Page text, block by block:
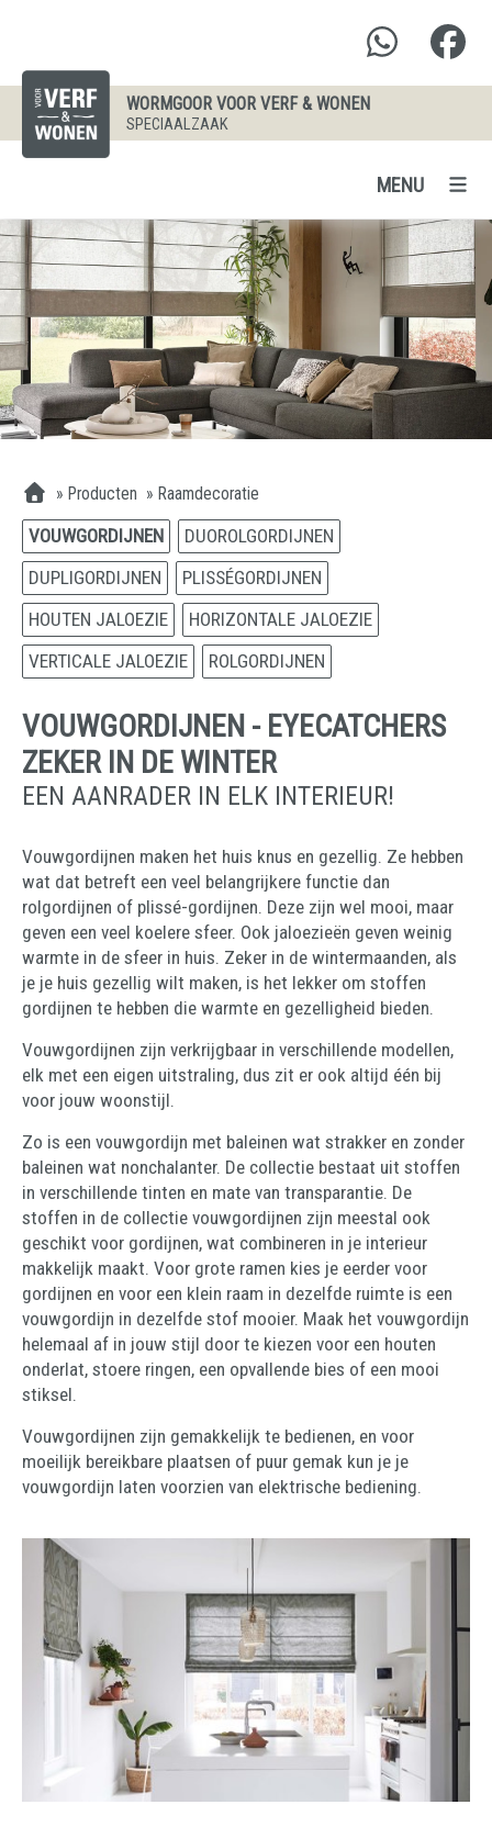
WORMGOOR VOOR VERF & WONEN
SPECIAALZAAK
MENU
» Producten » Raamdecoratie
VOUWGORDIJNEN
DUOROLGORDIJNEN
DUPLIGORDIJNEN
PLISSÉGORDIJNEN
HOUTEN JALOEZIE
HORIZONTALE JALOEZIE
VERTICALE JALOEZIE
ROLGORDIJNEN
VOUWGORDIJNEN - EYECATCHERS
ZEKER IN DE WINTER
EEN AANRADER IN ELK INTERIEUR!
Vouwgordijnen maken het huis knus en gezellig. Ze hebben
wat dat betreft een veel belangrijkere functie dan
rolgordijnen of plissé-gordijnen. Deze zijn wel mooi, maar
geven een veel koelere sfeer. Ook jaloezieën geven weinig
warmte in de sfeer in huis. Zeker in de wintermaanden, als
je je huis gezellig wilt maken, is het lekker om stoffen
gordijnen te hebben die warmte en gezelligheid bieden.
Vouwgordijnen zijn verkrijgbaar in verschillende modellen,
elk met een eigen uitstraling, dus zit er ook altijd één bij
voor jouw woonstijl.
Zo is een vouwgordijn met baleinen wat strakker en zonder
baleinen wat nonchalanter. De collectie bestaat uit stoffen
in verschillende tinten en mate van transparantie. De
stoffen in de collectie vouwgordijnen zijn meestal ook
geschikt voor gordijnen, wat combineren in je interieur
makkelijk maakt. Voor grote ramen kies je eerder voor
gordijnen en voor een klein raam in dezelfde ruimte is een
vouwgordijn in dezelfde stof mooier. Maak het vouwgordijn
helemaal af in jouw stijl door te kiezen voor een houten
onderlat, stoere ringen, een opvallende bies of een mooi
stiksel.
Vouwgordijnen zijn gemakkelijk te bedienen, en voor
moeilijk bereikbare plaatsen of puur gemak kun je je
vouwgordijn laten voorzien van elektrische bediening.